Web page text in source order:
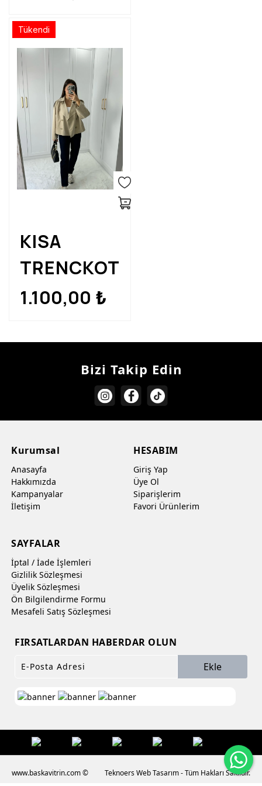
KISA
TRENCKOT
1.100,00 ₺
Tükendi
Bizi Takip Edin
Kurumsal
Anasayfa
Hakkımızda
Kampanyalar
İletişim
HESABIM
Giriş Yap
Üye Ol
Siparişlerim
Favori Ürünlerim
SAYFALAR
İptal / İade İşlemleri
Gizlilik Sözleşmesi
Üyelik Sözleşmesi
Ön Bilgilendirme Formu
Mesafeli Satış Sözleşmesi
FIRSATLARDAN HABERDAR OLUN
Ekle
www.baskavitrin.com © Teknoers Web Tasarım - Tüm Hakları Saklıdır.